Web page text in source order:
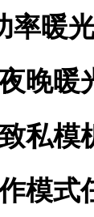
率暖
晚暖
私模
模式